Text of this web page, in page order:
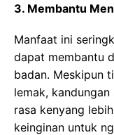
3. Membantu
Manfaat ini
dapat membantu
badan. Meskipun
lemak,
rasa kenyang
keinginan untuk